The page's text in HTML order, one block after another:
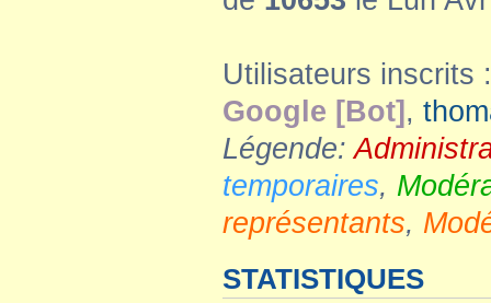
Utilisateurs inscrits
Google [Bot] ,
Légende:
temporaires,
représentants,
STATISTIQUES